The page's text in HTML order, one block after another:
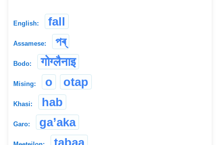
English: fall
Assamese: পৰ্
Bodo: गोग्लैनाइ
Mising: o otap
Khasi: hab
Garo: ga’aka
tabaa